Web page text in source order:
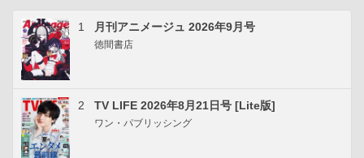
1 月刊アニメージュ 2026年9月号
徳間書店
2 TV LIFE 2026年8月21日号 [Lite版]
ワン・パブリッシング